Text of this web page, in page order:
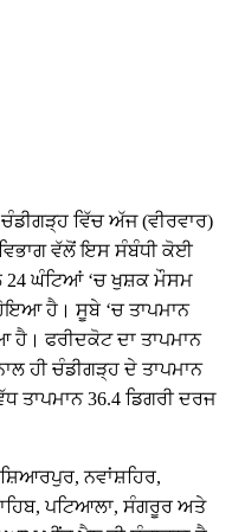
ਵਿੱਚ ਅੱਜ (ਵੀਰਵਾਰ)
ਵਿਭਾਗ ਵੱਲੋਂ ਇਸ ਸੰਬੰਧੀ ਕੋਈ
24 ਘੰਟਿਆਂ ‘ਚ ਖੁਸ਼ਕ ਮੌਸਮ
ਹੋਇਆ ਹੈ। ਸੂਬੇ ‘ਚ ਤਾਪਮਾਨ
ਹੈ। ਫਰੀਦਕੋਟ ਦਾ ਤਾਪਮਾਨ
ਹੀ ਚੰਡੀਗੜ੍ਹ ਦੇ ਤਾਪਮਾਨ
ਤਾਪਮਾਨ 36.4 ਡਿਗਰੀ ਦਰਜ
ਨਵਾਂਸ਼ਹਿਰ,
ਪਟਿਆਲਾ, ਸੰਗਰੂਰ ਅਤੇ